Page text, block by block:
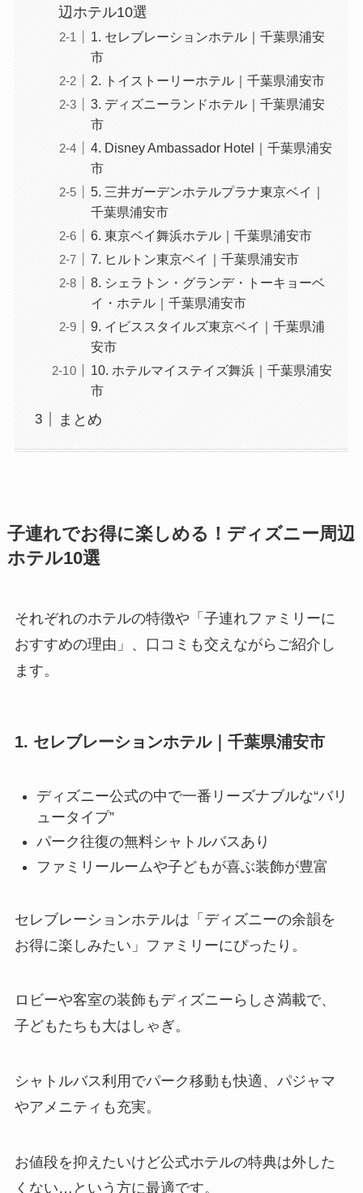
辺ホテル10選
1. セレブレーションホテル｜千葉県浦安
市
2. トイストーリーホテル｜千葉県浦安市
3. ディズニーランドホテル｜千葉県浦安
市
4. Disney Ambassador Hotel｜千葉県浦安
市
5. 三井ガーデンホテルプラナ東京ベイ｜
千葉県浦安市
6. 東京ベイ舞浜ホテル｜千葉県浦安市
7. ヒルトン東京ベイ｜千葉県浦安市
8. シェラトン・グランデ・トーキョーベ
イ・ホテル｜千葉県浦安市
9. イビススタイルズ東京ベイ｜千葉県浦
安市
10. ホテルマイステイズ舞浜｜千葉県浦安
市
まとめ
子連れでお得に楽しめる！ディズニー周辺
ホテル10選
それぞれのホテルの特徴や「子連れファミリーに
おすすめの理由」、口コミも交えながらご紹介し
ます。
1. セレブレーションホテル｜千葉県浦安市
ディズニー公式の中で一番リーズナブルな“バリ
ュータイプ”
パーク往復の無料シャトルバスあり
ファミリールームや子どもが喜ぶ装飾が豊富
セレブレーションホテルは「ディズニーの余韻を
お得に楽しみたい」ファミリーにぴったり。
ロビーや客室の装飾もディズニーらしさ満載で、
子どもたちも大はしゃぎ。
シャトルバス利用でパーク移動も快適、パジャマ
やアメニティも充実。
お値段を抑えたいけど公式ホテルの特典は外した
くない…という方に最適です。